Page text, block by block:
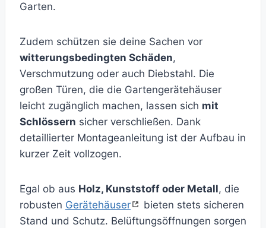
Garten.
Zudem schützen sie deine Sachen vor
witterungsbedingten Schäden,
Verschmutzung oder auch Diebstahl. Die
großen Türen, die die Gartengerätehäuser
leicht zugänglich machen, lassen sich mit
Schlössern sicher verschließen. Dank
detaillierter Montageanleitung ist der Aufbau in
kurzer Zeit vollzogen.
Egal ob aus Holz, Kunststoff oder Metall, die
robusten Gerätehäuser
bieten stets sicheren
Stand und Schutz. Belüftungsöffnungen sorgen